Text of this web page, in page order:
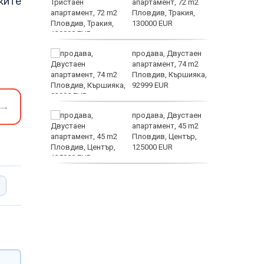
→
апартамент, 72 m2
Пловдив, Тракия,
130000 EUR
продава, Двустаен
апартамент, 74 m2
Пловдив, Кършияка,
92999 EUR
продава, Двустаен
апартамент, 45 m2
Пловдив, Център,
125000 EUR